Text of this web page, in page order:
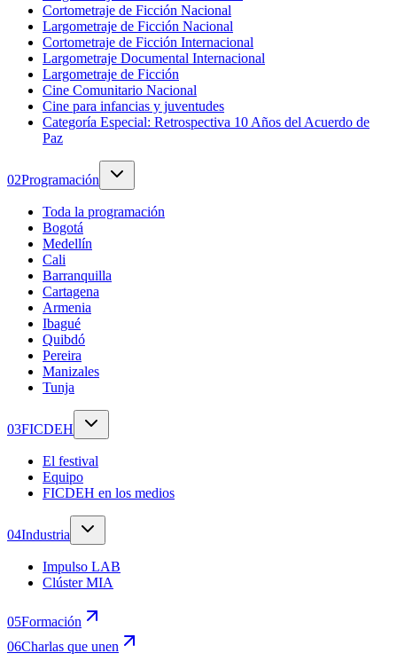
Cortometraje de Ficción Nacional
Largometraje de Ficción Nacional
Cortometraje de Ficción Internacional
Largometraje Documental Internacional
Largometraje de Ficción
Cine Comunitario Nacional
Cine para infancias y juventudes
Categoría Especial: Retrospectiva 10 Años del Acuerdo de
Paz
02Programación
Toda la programación
Bogotá
Medellín
Cali
Barranquilla
Cartagena
Armenia
Ibagué
Quibdó
Pereira
Manizales
Tunja
03FICDEH
El festival
Equipo
FICDEH en los medios
04Industria
Impulso LAB
Clúster MIA
05Formación
06Charlas que unen